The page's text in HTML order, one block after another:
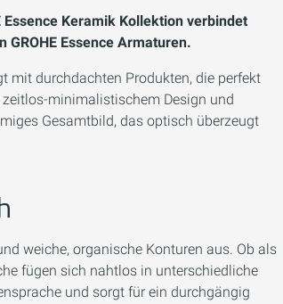
Keramik Kollektion verbindet
Essence Armaturen.
mit durchdachten Produkten, die perfekt
zeitlos-minimalistischem Design und
Gesamtbild, das optisch überzeugt
weiche, organische Konturen aus. Ob als
fügen sich nahtlos in unterschiedliche
und sorgt für ein durchgängig